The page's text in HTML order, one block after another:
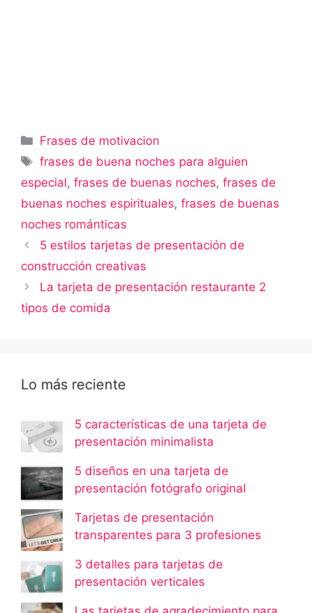
Categorías
Frases de motivacion
Etiquetas
frases de buena noches para alguien
especial, frases de buenas noches, frases de
buenas noches espirituales, frases de buenas
noches románticas
5 estilos tarjetas de presentación de
construcción creativas
La tarjeta de presentación restaurante 2
tipos de comida
Lo más reciente
5 características de una tarjeta de
presentación minimalista
5 diseños en una tarjeta de
presentación fotógrafo original
Tarjetas de presentación
transparentes para 3 profesiones
3 detalles para tarjetas de
presentación verticales